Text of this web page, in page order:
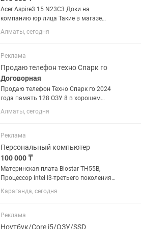
Acer Aspire3 15 N23C3 Доки на
компанию юр лица Такие в магазе
стоят дорого + Работает шустро и
программы загружает быстро за счет
нагрузках + Клавиши не залипают и...
Алматы, сегодня
Реклама
Продаю телефон техно Спарк го
Договорная
Продаю телефон Техно Спарк го 2024
года память 128 ОЗУ 8 в хорошем
состоянии, коробки нету, аккумулятор
Алматы, сегодня
Реклама
Персональный компьютер
100 000 ₸
Материнская плата Biostar TH55B,
Процессор Intel I3-третьего поколения.
Блок питания на 500 ватт. Жёсткий
диск SSd твердотельный на 512
DDR3, видеокарта GTX 1050 Ti...
Караганда, сегодня
Реклама
Ноутбук/Core i5/ОЗУ/SSD